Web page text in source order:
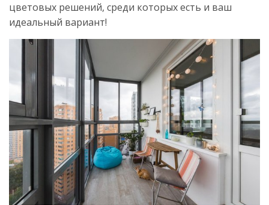
цветовых решений, среди которых есть и ваш
идеальный вариант!